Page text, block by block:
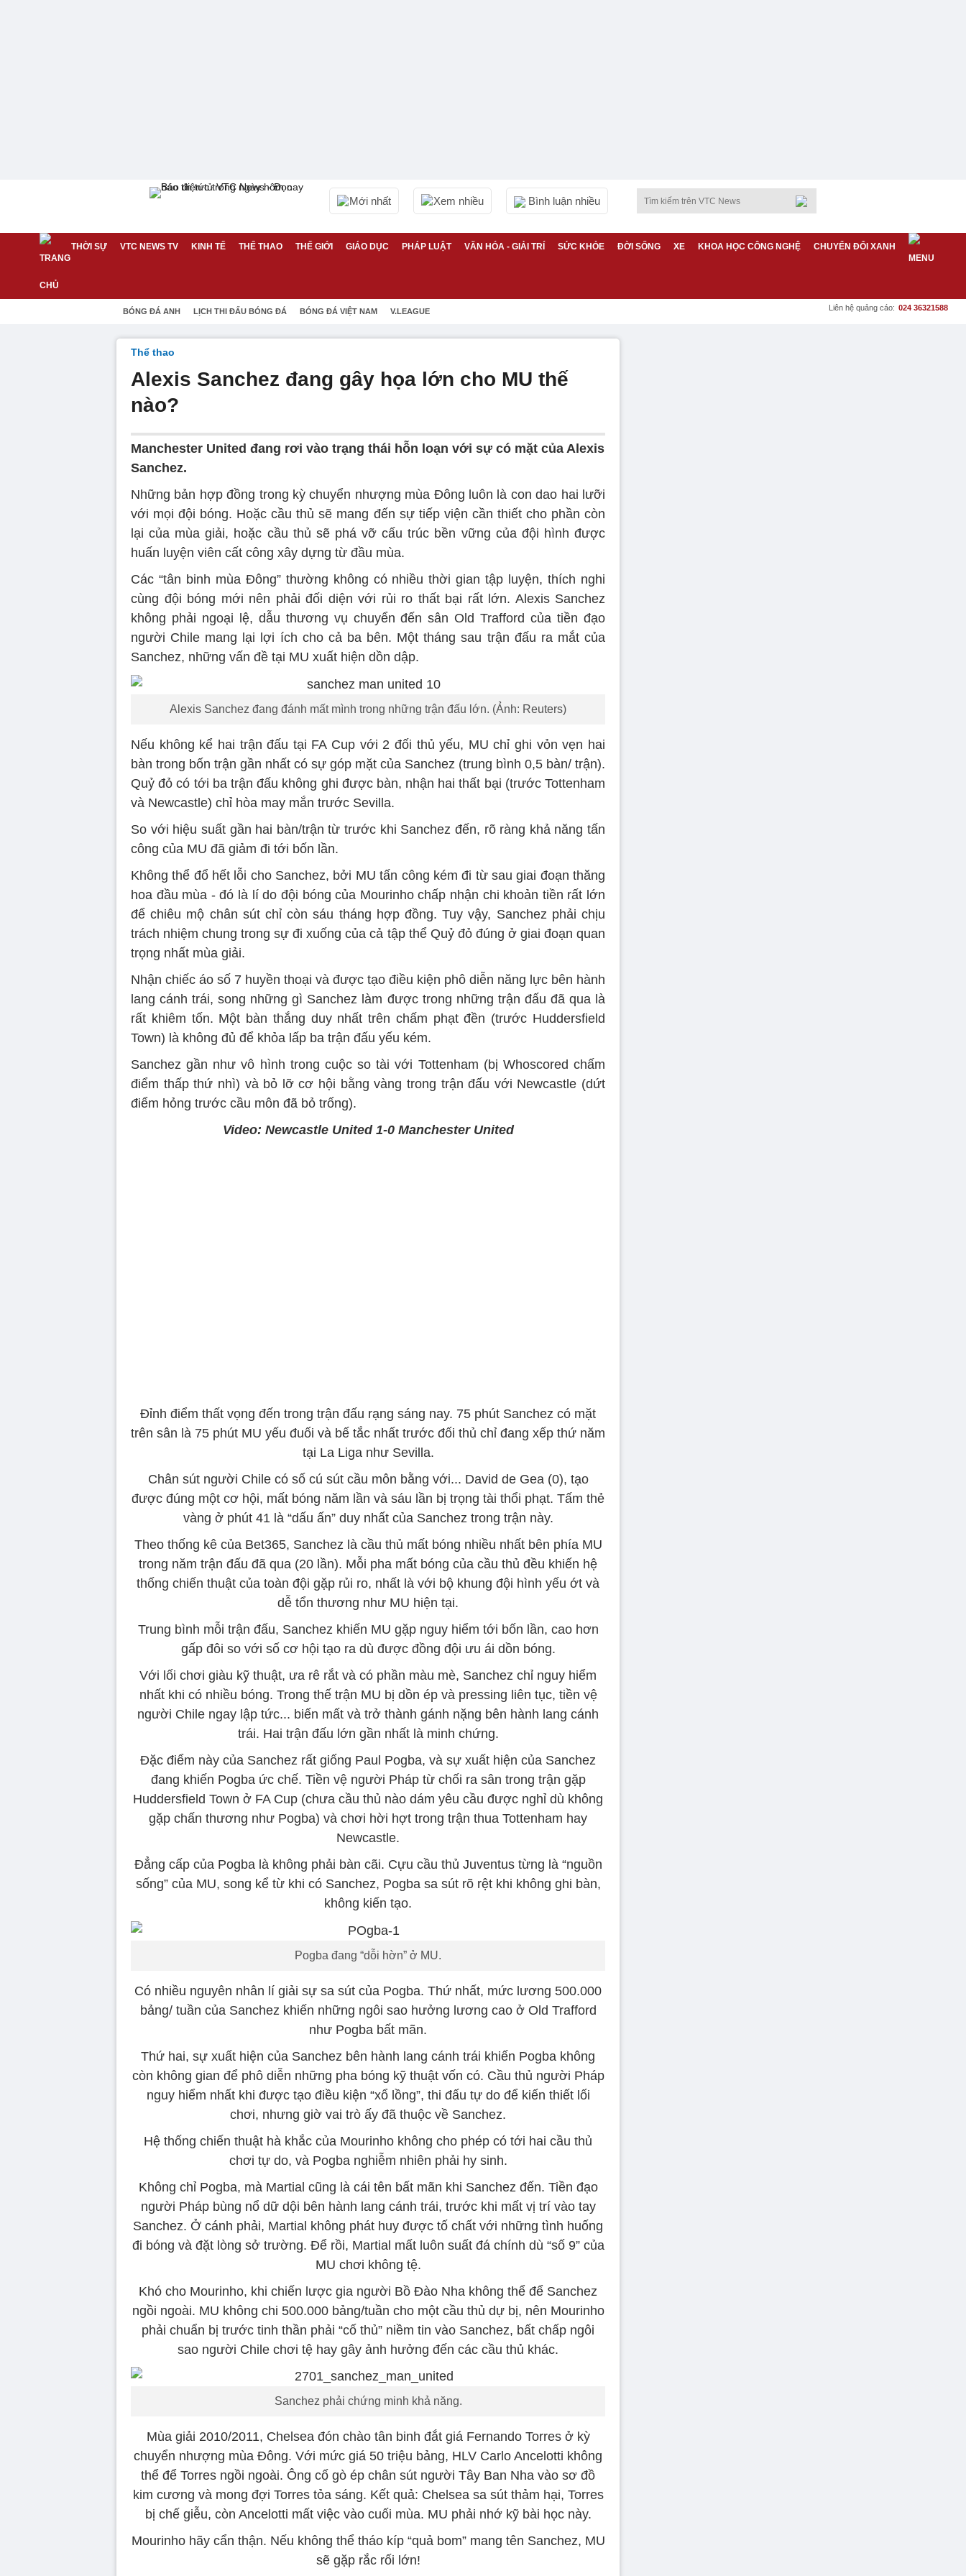
Mới nhất Xem nhiều Bình luận nhiều
THỜI SỰ VTC NEWS TV KINH TẾ THỂ THAO THẾ GIỚI GIÁO DỤC PHÁP LUẬT VĂN HÓA - GIẢI TRÍ SỨC KHỎE ĐỜI SỐNG XE KHOA HỌC CÔNG NGHỆ CHUYỂN ĐỔI XANH
BÓNG ĐÁ ANH LỊCH THI ĐẤU BÓNG ĐÁ BÓNG ĐÁ VIỆT NAM V.LEAGUE Liên hệ quảng cáo: 024 36321588
Thể thao
Alexis Sanchez đang gây họa lớn cho MU thế
nào?
Manchester United đang rơi vào trạng thái hỗn loạn với sự có mặt của Alexis
Sanchez.
Những bản hợp đồng trong kỳ chuyển nhượng mùa Đông luôn là con dao hai lưỡi
với mọi đội bóng. Hoặc cầu thủ sẽ mang đến sự tiếp viện cần thiết cho phần còn
lại của mùa giải, hoặc cầu thủ sẽ phá vỡ cấu trúc bền vững của đội hình được
huấn luyện viên cất công xây dựng từ đầu mùa.
Các “tân binh mùa Đông” thường không có nhiều thời gian tập luyện, thích nghi
cùng đội bóng mới nên phải đối diện với rủi ro thất bại rất lớn. Alexis Sanchez
không phải ngoại lệ, dẫu thương vụ chuyển đến sân Old Trafford của tiền đạo
người Chile mang lại lợi ích cho cả ba bên. Một tháng sau trận đấu ra mắt của
Sanchez, những vấn đề tại MU xuất hiện dồn dập.
Alexis Sanchez đang đánh mất mình trong những trận đấu lớn. (Ảnh: Reuters)
Nếu không kể hai trận đấu tại FA Cup với 2 đối thủ yếu, MU chỉ ghi vỏn vẹn hai
bàn trong bốn trận gần nhất có sự góp mặt của Sanchez (trung bình 0,5 bàn/ trận).
Quỷ đỏ có tới ba trận đấu không ghi được bàn, nhận hai thất bại (trước Tottenham
và Newcastle) chỉ hòa may mắn trước Sevilla.
So với hiệu suất gần hai bàn/trận từ trước khi Sanchez đến, rõ ràng khả năng tấn
công của MU đã giảm đi tới bốn lần.
Không thể đổ hết lỗi cho Sanchez, bởi MU tấn công kém đi từ sau giai đoạn thăng
hoa đầu mùa - đó là lí do đội bóng của Mourinho chấp nhận chi khoản tiền rất lớn
để chiêu mộ chân sút chỉ còn sáu tháng hợp đồng. Tuy vậy, Sanchez phải chịu
trách nhiệm chung trong sự đi xuống của cả tập thể Quỷ đỏ đúng ở giai đoạn quan
trọng nhất mùa giải.
Nhận chiếc áo số 7 huyền thoại và được tạo điều kiện phô diễn năng lực bên hành
lang cánh trái, song những gì Sanchez làm được trong những trận đấu đã qua là
rất khiêm tốn. Một bàn thắng duy nhất trên chấm phạt đền (trước Huddersfield
Town) là không đủ để khỏa lấp ba trận đấu yếu kém.
Sanchez gần như vô hình trong cuộc so tài với Tottenham (bị Whoscored chấm
điểm thấp thứ nhì) và bỏ lỡ cơ hội bằng vàng trong trận đấu với Newcastle (dứt
điểm hỏng trước cầu môn đã bỏ trống).
Video: Newcastle United 1-0 Manchester United
Đỉnh điểm thất vọng đến trong trận đấu rạng sáng nay. 75 phút Sanchez có mặt
trên sân là 75 phút MU yếu đuối và bế tắc nhất trước đối thủ chỉ đang xếp thứ năm
tại La Liga như Sevilla.
Chân sút người Chile có số cú sút cầu môn bằng với... David de Gea (0), tạo
được đúng một cơ hội, mất bóng năm lần và sáu lần bị trọng tài thổi phạt. Tấm thẻ
vàng ở phút 41 là “dấu ấn” duy nhất của Sanchez trong trận này.
Theo thống kê của Bet365, Sanchez là cầu thủ mất bóng nhiều nhất bên phía MU
trong năm trận đấu đã qua (20 lần). Mỗi pha mất bóng của cầu thủ đều khiến hệ
thống chiến thuật của toàn đội gặp rủi ro, nhất là với bộ khung đội hình yếu ớt và
dễ tổn thương như MU hiện tại.
Trung bình mỗi trận đấu, Sanchez khiến MU gặp nguy hiểm tới bốn lần, cao hơn
gấp đôi so với số cơ hội tạo ra dù được đồng đội ưu ái dồn bóng.
Với lối chơi giàu kỹ thuật, ưa rê rắt và có phần màu mè, Sanchez chỉ nguy hiểm
nhất khi có nhiều bóng. Trong thế trận MU bị dồn ép và pressing liên tục, tiền vệ
người Chile ngay lập tức... biến mất và trở thành gánh nặng bên hành lang cánh
trái. Hai trận đấu lớn gần nhất là minh chứng.
Đặc điểm này của Sanchez rất giống Paul Pogba, và sự xuất hiện của Sanchez
đang khiến Pogba ức chế. Tiền vệ người Pháp từ chối ra sân trong trận gặp
Huddersfield Town ở FA Cup (chưa cầu thủ nào dám yêu cầu được nghỉ dù không
gặp chấn thương như Pogba) và chơi hời hợt trong trận thua Tottenham hay
Newcastle.
Đẳng cấp của Pogba là không phải bàn cãi. Cựu cầu thủ Juventus từng là “nguồn
sống” của MU, song kể từ khi có Sanchez, Pogba sa sút rõ rệt khi không ghi bàn,
không kiến tạo.
Pogba đang “dỗi hờn” ở MU.
Có nhiều nguyên nhân lí giải sự sa sút của Pogba. Thứ nhất, mức lương 500.000
bảng/ tuần của Sanchez khiến những ngôi sao hưởng lương cao ở Old Trafford
như Pogba bất mãn.
Thứ hai, sự xuất hiện của Sanchez bên hành lang cánh trái khiến Pogba không
còn không gian để phô diễn những pha bóng kỹ thuật vốn có. Cầu thủ người Pháp
nguy hiểm nhất khi được tạo điều kiện “xổ lồng”, thi đấu tự do để kiến thiết lối
chơi, nhưng giờ vai trò ấy đã thuộc về Sanchez.
Hệ thống chiến thuật hà khắc của Mourinho không cho phép có tới hai cầu thủ
chơi tự do, và Pogba nghiễm nhiên phải hy sinh.
Không chỉ Pogba, mà Martial cũng là cái tên bất mãn khi Sanchez đến. Tiền đạo
người Pháp bùng nổ dữ dội bên hành lang cánh trái, trước khi mất vị trí vào tay
Sanchez. Ở cánh phải, Martial không phát huy được tố chất với những tình huống
đi bóng và đặt lòng sở trường. Để rồi, Martial mất luôn suất đá chính dù “số 9” của
MU chơi không tệ.
Khó cho Mourinho, khi chiến lược gia người Bồ Đào Nha không thể để Sanchez
ngồi ngoài. MU không chi 500.000 bảng/tuần cho một cầu thủ dự bị, nên Mourinho
phải chuẩn bị trước tinh thần phải “cố thủ” niềm tin vào Sanchez, bất chấp ngôi
sao người Chile chơi tệ hay gây ảnh hưởng đến các cầu thủ khác.
Sanchez phải chứng minh khả năng.
Mùa giải 2010/2011, Chelsea đón chào tân binh đắt giá Fernando Torres ở kỳ
chuyển nhượng mùa Đông. Với mức giá 50 triệu bảng, HLV Carlo Ancelotti không
thể để Torres ngồi ngoài. Ông cố gò ép chân sút người Tây Ban Nha vào sơ đồ
kim cương và mong đợi Torres tỏa sáng. Kết quả: Chelsea sa sút thảm hại, Torres
bị chế giễu, còn Ancelotti mất việc vào cuối mùa. MU phải nhớ kỹ bài học này.
Mourinho hãy cẩn thận. Nếu không thể tháo kíp “quả bom” mang tên Sanchez, MU
sẽ gặp rắc rối lớn!